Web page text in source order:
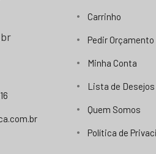
Carrinho
Pedir Orçamento
Minha Conta
Lista de Desejos
Quem Somos
Política de